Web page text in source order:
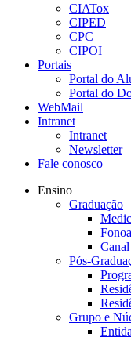
CIATox
CIPED
CPC
CIPOI
Portais
Portal do
Portal do
WebMail
Intranet
Intranet
Newsletter
Fale conosco
Ensino
Graduação
Pós-
Grupo e